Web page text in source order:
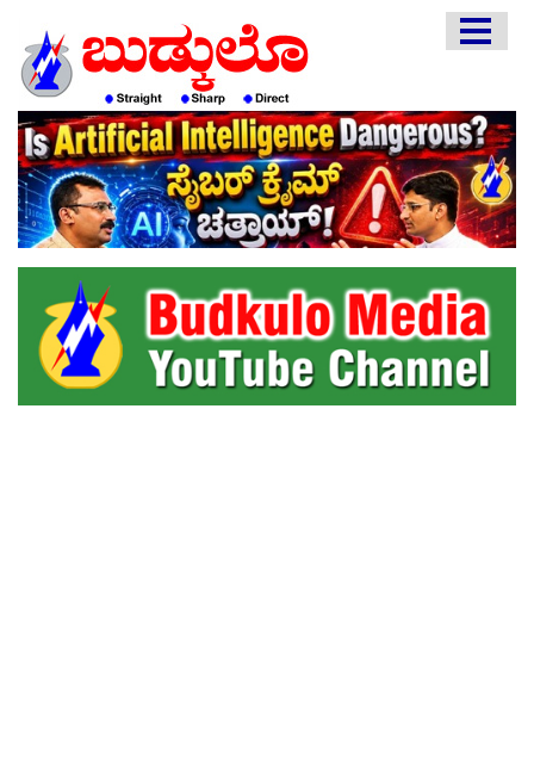
EDITORIAL
ENGLISH
KANNADA
INTERVIEWS
LITERATURE
ENTERTAINMENT
HEALTH